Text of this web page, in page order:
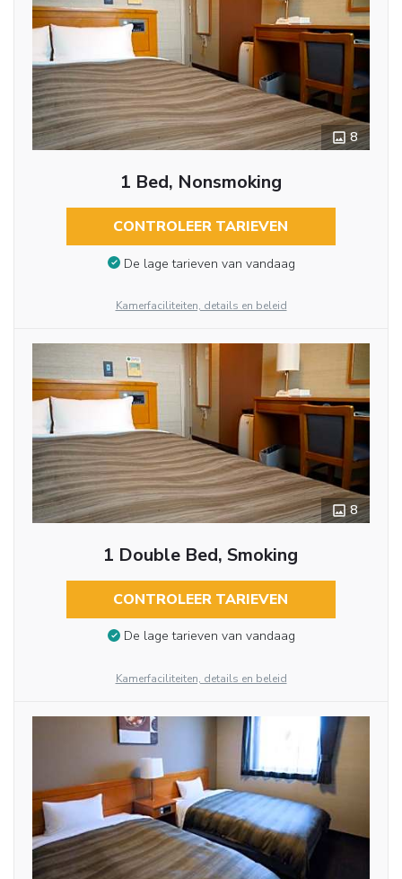
8
1 Bed, Nonsmoking
CONTROLEER TARIEVEN
De lage tarieven van vandaag
Kamerfaciliteiten, details en beleid
8
1 Double Bed, Smoking
CONTROLEER TARIEVEN
De lage tarieven van vandaag
Kamerfaciliteiten, details en beleid